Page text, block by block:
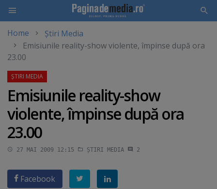
main
content
Home
Știri Media
Emisiunile reality-show violente, împinse după ora
23.00
Emisiunile reality-show
violente, împinse după ora
23.00
27 MAI 2009 12:15 ȘTIRI MEDIA 2
Facebook